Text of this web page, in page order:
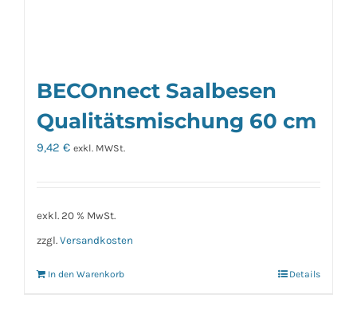
BECOnnect Saalbesen
Qualitätsmischung 60 cm
9,42 € exkl. MWSt.
exkl. 20 % MwSt.
zzgl. Versandkosten
In den Warenkorb Details